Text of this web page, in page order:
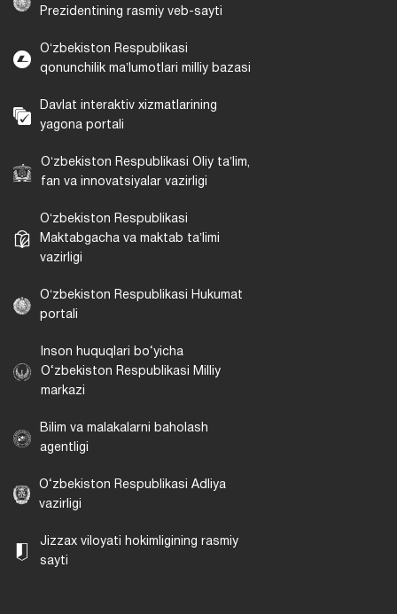
Prezidentining rasmiy veb-sayti
Oʻzbekiston Respublikasi
qonunchilik maʼlumotlari milliy bazasi
Davlat interaktiv xizmatlarining
yagona portali
Oʻzbekiston Respublikasi Oliy taʼlim,
fan va innovatsiyalar vazirligi
Oʻzbekiston Respublikasi
Maktabgacha va maktab taʼlimi
vazirligi
Oʻzbekiston Respublikasi Hukumat
portali
Inson huquqlari bo‘yicha
O‘zbekiston Respublikasi Milliy
markazi
Bilim va malakalarni baholash
agentligi
O‘zbekiston Respublikasi Adliya
vazirligi
Jizzax viloyati hokimligining rasmiy
sayti